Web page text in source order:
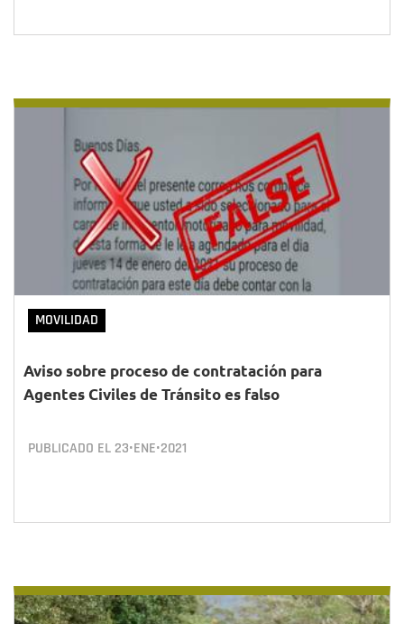
MOVILIDAD
Aviso sobre proceso de contratación para
Agentes Civiles de Tránsito es falso
PUBLICADO EL 23•ENE•2021